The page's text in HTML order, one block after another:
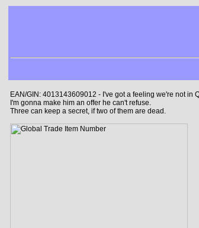
EAN/GIN: 4013143609012 - I've got a feeling we're not in
I'm gonna make him an offer he can't refuse.
Three can keep a secret, if two of them are dead.